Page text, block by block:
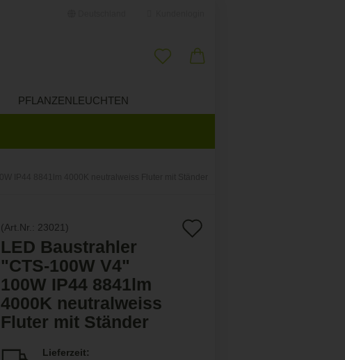
Passwort vergessen?
PFLANZENLEUCHTEN
(Art.Nr.: 23021 )
LED Baustrahler
"CTS-100W V4"
100W IP44 8841lm
4000K neutralweiss
Fluter mit Ständer
Lieferzeit: